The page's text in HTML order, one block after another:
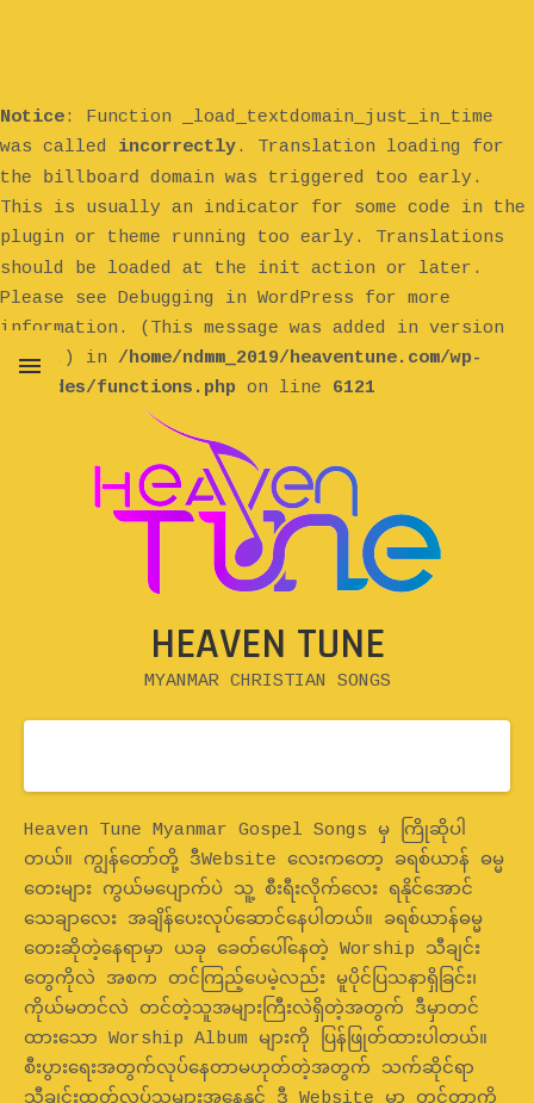
Notice: Function _load_textdomain_just_in_time
was called incorrectly. Translation loading for
the billboard domain was triggered too early.
This is usually an indicator for some code in the
plugin or theme running too early. Translations
should be loaded at the init action or later.
Please see Debugging in WordPress for more
information. (This message was added in version
6.7.0.) in /home/ndmm_2019/heaventune.com/wp-
includes/functions.php on line 6121
HEAVEN TUNE
MYANMAR CHRISTIAN SONGS
Home
Heaven Tune Myanmar Gospel Songs မှ ကြိုဆိုပါ
တယ်။ ကျွန်တော်တို့ ဒီWebsite လေးကတော့ ခရစ်ယာန် ဓမ္မ
တေးများ ကွယ်မပျောက်ပဲ သူ့ စီးရီးလိုက်လေး ရနိုင်အောင်
သေချာလေး အချိန်ပေးလုပ်ဆောင်နေပါတယ်။ ခရစ်ယာန်ဓမ္မ
တေးဆိုတဲ့နေရာမှာ ယခု ခေတ်ပေါ်နေတဲ့ Worship သီချင်း
တွေကိုလဲ အစက တင်ကြည့်ပေမဲ့လည်း မူပိုင်ပြသနာရှိခြင်း၊
ကိုယ်မတင်လဲ တင်တဲ့သူအများကြီးလဲရှိတဲ့အတွက် ဒီမှာတင်
ထားသော Worship Album များကို ပြန်ဖြုတ်ထားပါတယ်။
စီးပွားရေးအတွက်လုပ်နေတာမဟုတ်တဲ့အတွက် သက်ဆိုင်ရာ
သီချင်းထုတ်လုပ်သူများအနေနှင့် ဒီ Website မှာ တင်တာကို